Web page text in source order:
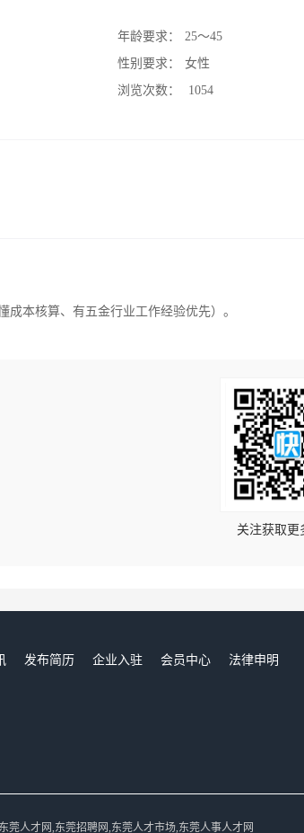
年龄要求：
25～45
性别要求：
女性
浏览次数：
1054
本核算、有五金行业工作经验优先）。
关注获取更
发布简历 企业入驻 会员中心
法律申明
东莞人才网,东莞招聘网,东莞人才市场,东莞人事人才网